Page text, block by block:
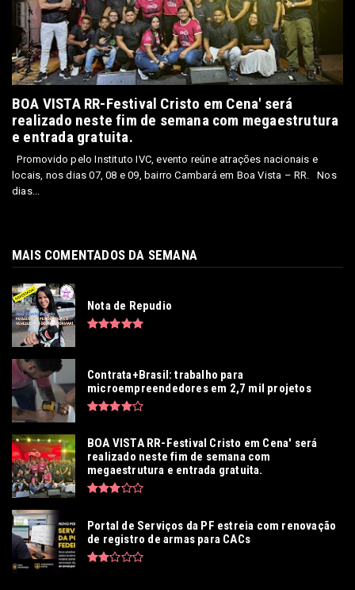
BOA VISTA RR-Festival Cristo em Cena' será
realizado neste fim de semana com megaestrutura
e entrada gratuita.
Promovido pelo Instituto IVC, evento reúne atrações nacionais e
locais, nos dias 07, 08 e 09, bairro Cambará em Boa Vista – RR. Nos
dias...
MAIS COMENTADOS DA SEMANA
Nota de Repudio
Contrata+Brasil: trabalho para
microempreendedores em 2,7 mil projetos
BOA VISTA RR-Festival Cristo em Cena' será
realizado neste fim de semana com
megaestrutura e entrada gratuita.
Portal de Serviços da PF estreia com renovação
de registro de armas para CACs